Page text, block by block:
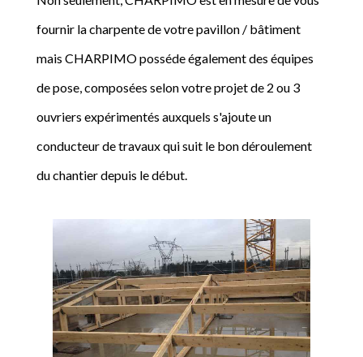
fournir la charpente de votre pavillon / bâtiment
mais CHARPIMO posséde également des équipes
de pose, composées selon votre projet de 2 ou 3
ouvriers expérimentés auxquels s'ajoute un
conducteur de travaux qui suit le bon déroulement
du chantier depuis le début.